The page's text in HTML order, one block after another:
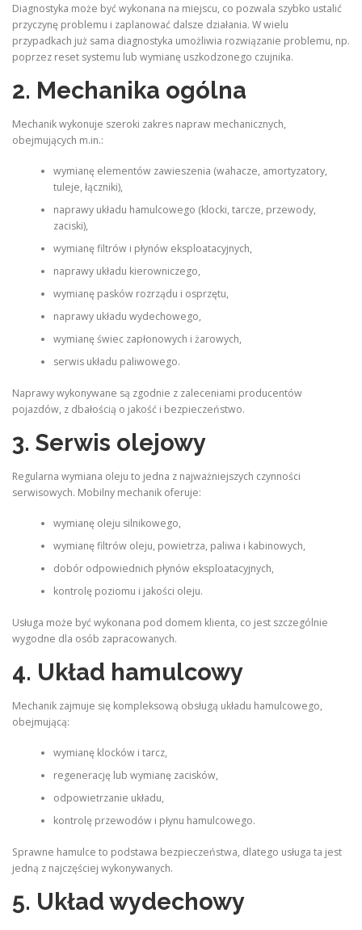
Diagnostyka może być wykonana na miejscu, co pozwala szybko ustalić
przyczynę problemu i zaplanować dalsze działania. W wielu
przypadkach już sama diagnostyka umożliwia rozwiązanie problemu, np.
poprzez reset systemu lub wymianę uszkodzonego czujnika.
2. Mechanika ogólna
Mechanik wykonuje szeroki zakres napraw mechanicznych,
obejmujących m.in.:
wymianę elementów zawieszenia (wahacze, amortyzatory,
tuleje, łączniki),
naprawy układu hamulcowego (klocki, tarcze, przewody,
zaciski),
wymianę filtrów i płynów eksploatacyjnych,
naprawy układu kierowniczego,
wymianę pasków rozrządu i osprzętu,
naprawy układu wydechowego,
wymianę świec zapłonowych i żarowych,
serwis układu paliwowego.
Naprawy wykonywane są zgodnie z zaleceniami producentów
pojazdów, z dbałością o jakość i bezpieczeństwo.
3. Serwis olejowy
Regularna wymiana oleju to jedna z najważniejszych czynności
serwisowych. Mobilny mechanik oferuje:
wymianę oleju silnikowego,
wymianę filtrów oleju, powietrza, paliwa i kabinowych,
dobór odpowiednich płynów eksploatacyjnych,
kontrolę poziomu i jakości oleju.
Usługa może być wykonana pod domem klienta, co jest szczególnie
wygodne dla osób zapracowanych.
4. Układ hamulcowy
Mechanik zajmuje się kompleksową obsługą układu hamulcowego,
obejmującą:
wymianę klocków i tarcz,
regenerację lub wymianę zacisków,
odpowietrzanie układu,
kontrolę przewodów i płynu hamulcowego.
Sprawne hamulce to podstawa bezpieczeństwa, dlatego usługa ta jest
jedną z najczęściej wykonywanych.
5. Układ wydechowy